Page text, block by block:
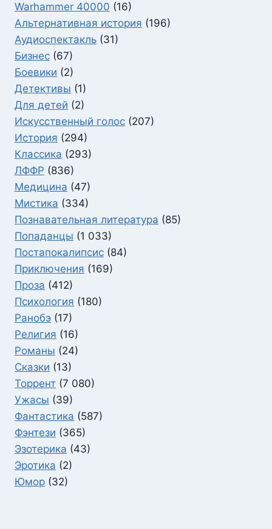
Warhammer 40000 (16)
Альтернативная история (196)
Аудиоспектакль (31)
Бизнес (67)
Боевики (2)
Детективы (1)
Для детей (2)
Искусственный голос (207)
История (294)
Классика (293)
ЛФФР (836)
Медицина (47)
Мистика (334)
Познавательная литература (85)
Попаданцы (1 033)
Постапокалипсис (84)
Приключения (169)
Проза (412)
Психология (180)
Ранобэ (17)
Религия (16)
Романы (24)
Сказки (13)
Торрент (7 080)
Ужасы (39)
Фантастика (587)
Фэнтези (365)
Эзотерика (43)
Эротика (2)
Юмор (32)